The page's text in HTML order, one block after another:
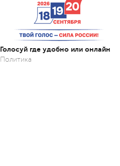
Голосуй где удобно или онлайн
Политика